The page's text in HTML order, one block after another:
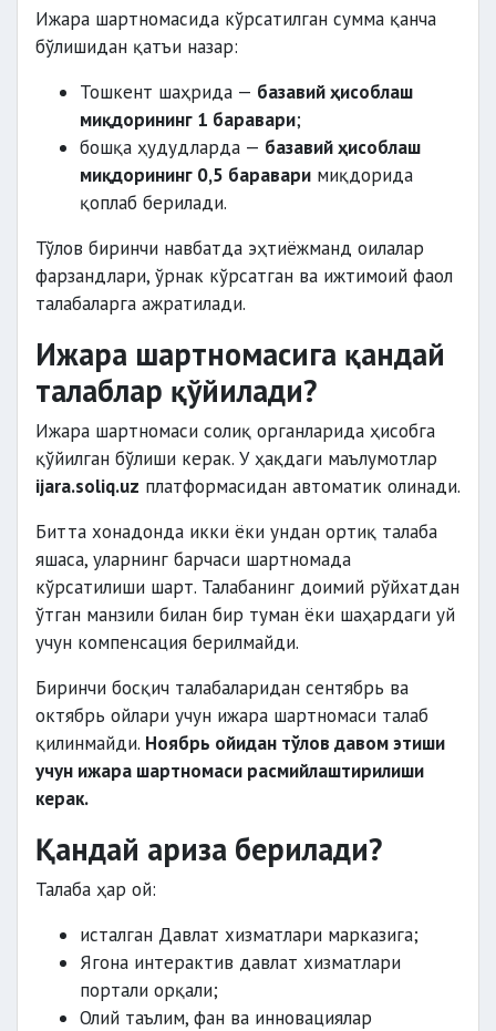
Ижара шартномасида кўрсатилган сумма қанча
бўлишидан қатъи назар:
Тошкент шаҳрида — базавий ҳисоблаш
миқдорининг 1 баравари;
бошқа ҳудудларда — базавий ҳисоблаш
миқдорининг 0,5 баравари миқдорида
қоплаб берилади.
Тўлов биринчи навбатда эҳтиёжманд оилалар
фарзандлари, ўрнак кўрсатган ва ижтимоий фаол
талабаларга ажратилади.
Ижара шартномасига қандай
талаблар қўйилади?
Ижара шартномаси солиқ органларида ҳисобга
қўйилган бўлиши керак. У ҳақдаги маълумотлар
ijara.soliq.uz платформасидан автоматик олинади.
Битта хонадонда икки ёки ундан ортиқ талаба
яшаса, уларнинг барчаси шартномада
кўрсатилиши шарт. Талабанинг доимий рўйхатдан
ўтган манзили билан бир туман ёки шаҳардаги уй
учун компенсация берилмайди.
Биринчи босқич талабаларидан сентябрь ва
октябрь ойлари учун ижара шартномаси талаб
қилинмайди. Ноябрь ойидан тўлов давом этиши
учун ижара шартномаси расмийлаштирилиши
керак.
Қандай ариза берилади?
Талаба ҳар ой:
исталган Давлат хизматлари марказига;
Ягона интерактив давлат хизматлари
портали орқали;
Олий таълим, фан ва инновациялар